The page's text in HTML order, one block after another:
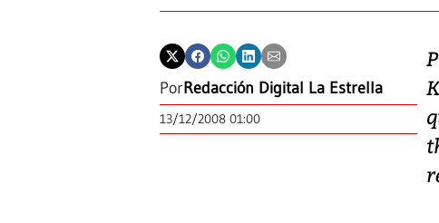
PorRedacción Digital La Estrella
13/12/2008 01:00